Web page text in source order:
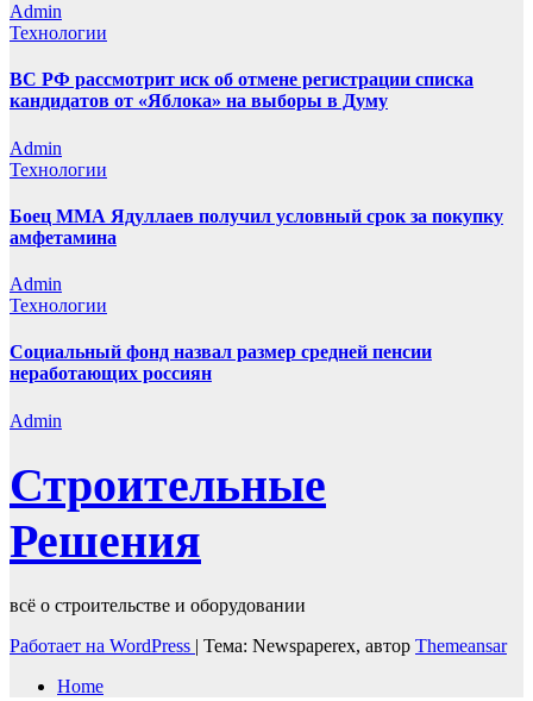
Admin
Технологии
ВС РФ рассмотрит иск об отмене регистрации списка
кандидатов от «Яблока» на выборы в Думу
Admin
Технологии
Боец ММА Ядуллаев получил условный срок за покупку
амфетамина
Admin
Технологии
Социальный фонд назвал размер средней пенсии
неработающих россиян
Admin
Строительные
Решения
всё о строительстве и оборудовании
Работает на WordPress | Тема: Newspaperex, автор Themeansar
Home